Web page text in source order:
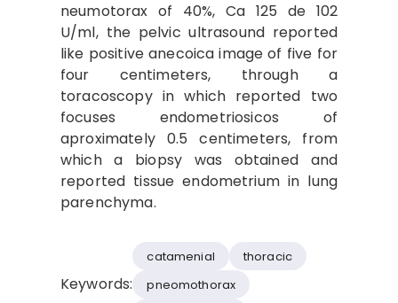
neumotorax of 40%, Ca 125 de 102
U/ml, the pelvic ultrasound reported
like positive anecoica image of five for
four centimeters, through a
toracoscopy in which reported two
focuses endometriosicos of
aproximately 0.5 centimeters, from
which a biopsy was obtained and
reported tissue endometrium in lung
parenchyma.
Keywords:
catamenial
thoracic
pneomothorax